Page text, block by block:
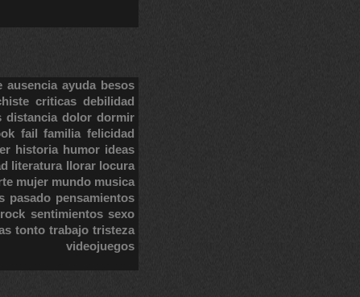
ausencia ayuda besos
criticas debilidad
distancia dolor dormir
fail familia felicidad
historia humor ideas
literatura llorar locura
mujer mundo musica
pasado pensamientos
rock sentimientos sexo
tonto trabajo tristeza
videojuegos